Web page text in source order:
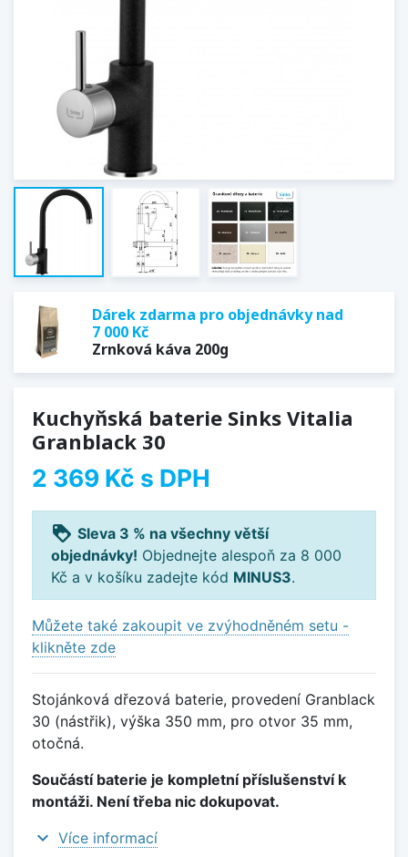
Dárek zdarma pro objednávky nad
7 000 Kč
Zrnková káva 200g
Kuchyňská baterie Sinks Vitalia
Granblack 30
2 369 Kč s DPH
loyalty Sleva 3 % na všechny větší
objednávky! Objednejte alespoň za 8 000
Kč a v košíku zadejte kód MINUS3.
Můžete také zakoupit ve zvýhodněném setu -
klikněte zde
Stojánková dřezová baterie, provedení Granblack
30 (nástřik), výška 350 mm, pro otvor 35 mm,
otočná.
Součástí baterie je kompletní příslušenství k
montáži. Není třeba nic dokupovat.
expand_more Více informací